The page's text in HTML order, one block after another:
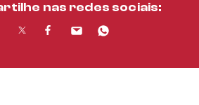
nas redes sociais: